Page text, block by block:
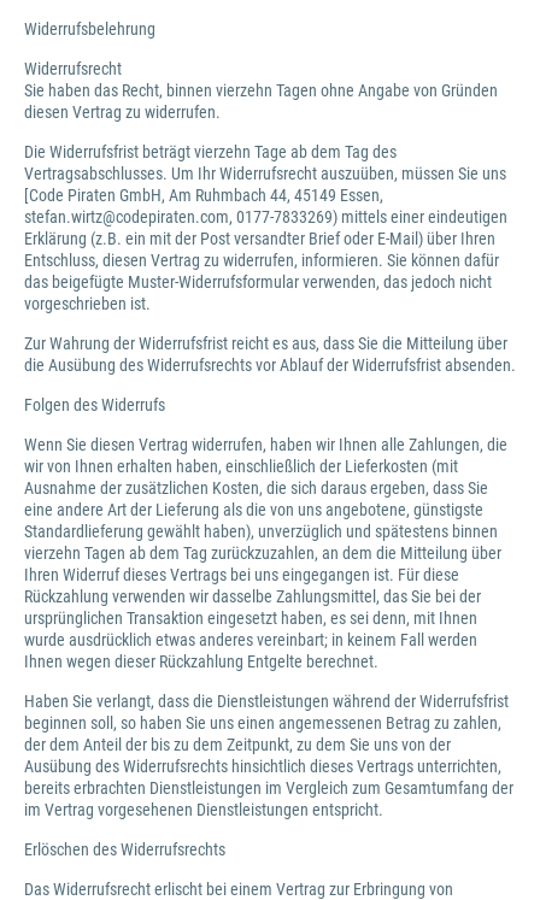
Widerrufsbelehrung
Widerrufsrecht
Sie haben das Recht, binnen vierzehn Tagen ohne Angabe von Gründen
diesen Vertrag zu widerrufen.
Die Widerrufsfrist beträgt vierzehn Tage ab dem Tag des
Vertragsabschlusses. Um Ihr Widerrufsrecht auszuüben, müssen Sie uns
[Code Piraten GmbH, Am Ruhmbach 44, 45149 Essen,
stefan.wirtz@codepiraten.com, 0177-7833269) mittels einer eindeutigen
Erklärung (z.B. ein mit der Post versandter Brief oder E-Mail) über Ihren
Entschluss, diesen Vertrag zu widerrufen, informieren. Sie können dafür
das beigefügte Muster-Widerrufsformular verwenden, das jedoch nicht
vorgeschrieben ist.
Zur Wahrung der Widerrufsfrist reicht es aus, dass Sie die Mitteilung über
die Ausübung des Widerrufsrechts vor Ablauf der Widerrufsfrist absenden.
Folgen des Widerrufs
Wenn Sie diesen Vertrag widerrufen, haben wir Ihnen alle Zahlungen, die
wir von Ihnen erhalten haben, einschließlich der Lieferkosten (mit
Ausnahme der zusätzlichen Kosten, die sich daraus ergeben, dass Sie
eine andere Art der Lieferung als die von uns angebotene, günstigste
Standardlieferung gewählt haben), unverzüglich und spätestens binnen
vierzehn Tagen ab dem Tag zurückzuzahlen, an dem die Mitteilung über
Ihren Widerruf dieses Vertrags bei uns eingegangen ist. Für diese
Rückzahlung verwenden wir dasselbe Zahlungsmittel, das Sie bei der
ursprünglichen Transaktion eingesetzt haben, es sei denn, mit Ihnen
wurde ausdrücklich etwas anderes vereinbart; in keinem Fall werden
Ihnen wegen dieser Rückzahlung Entgelte berechnet.
Haben Sie verlangt, dass die Dienstleistungen während der Widerrufsfrist
beginnen soll, so haben Sie uns einen angemessenen Betrag zu zahlen,
der dem Anteil der bis zu dem Zeitpunkt, zu dem Sie uns von der
Ausübung des Widerrufsrechts hinsichtlich dieses Vertrags unterrichten,
bereits erbrachten Dienstleistungen im Vergleich zum Gesamtumfang der
im Vertrag vorgesehenen Dienstleistungen entspricht.
Erlöschen des Widerrufsrechts
Das Widerrufsrecht erlischt bei einem Vertrag zur Erbringung von